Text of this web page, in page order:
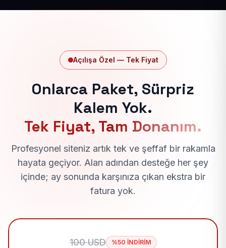
Açılışa Özel — Tek Fiyat
Onlarca Paket, Sürpriz
Kalem Yok.
Tek Fiyat, Tam Donanım.
Profesyonel siteniz artık tek ve şeffaf bir rakamla
hayata geçiyor. Alan adından desteğe her şey
içinde; ay sonunda karşınıza çıkan ekstra bir
fatura yok.
100 USD %50 İNDİRİM